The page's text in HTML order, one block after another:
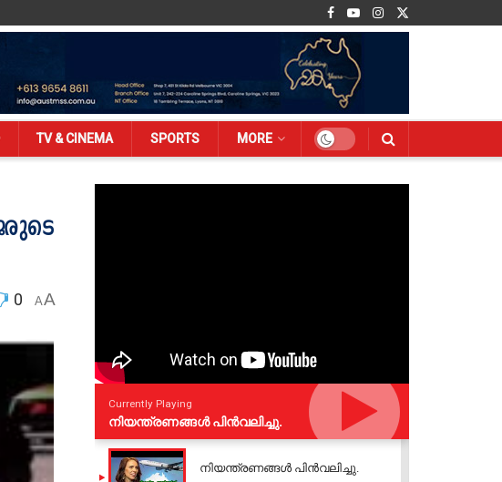
TV & CINEMA SPORTS MORE
0 AA
Currently Playing
നിയന്ത്രണങ്ങള്‍ പിന്‍വലിച്ചു.
നിയന്ത്രണങ്ങള്‍ പിന്‍വലിച്ചു.